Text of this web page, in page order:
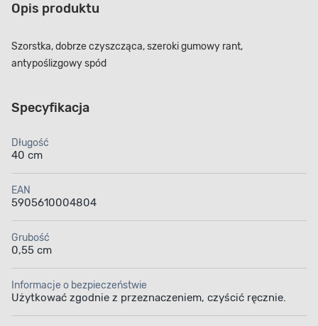
Opis produktu
Szorstka, dobrze czyszcząca, szeroki gumowy rant,
antypoślizgowy spód
Specyfikacja
Długość
40 cm
EAN
5905610004804
Grubość
0,55 cm
Informacje o bezpieczeństwie
Użytkować zgodnie z przeznaczeniem, czyścić ręcznie.